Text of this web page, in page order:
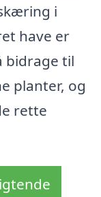
i
have er
bidrage til
planter, og
rette